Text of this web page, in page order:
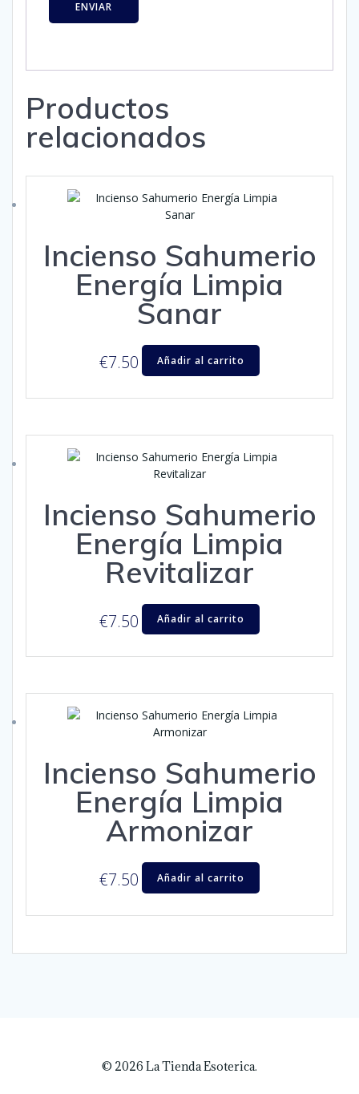
Productos
relacionados
Incienso Sahumerio
Energía Limpia
Sanar
€7.50 Añadir al carrito
Incienso Sahumerio
Energía Limpia
Revitalizar
€7.50 Añadir al carrito
Incienso Sahumerio
Energía Limpia
Armonizar
€7.50 Añadir al carrito
© 2026 La Tienda Esoterica.